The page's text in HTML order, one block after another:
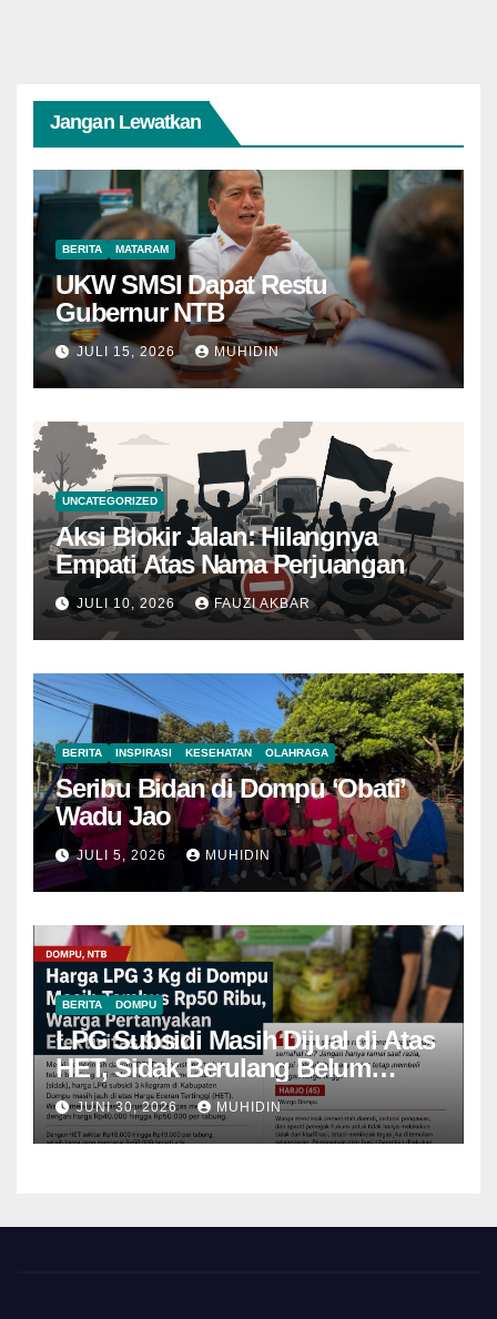
Jangan Lewatkan
BERITA MATARAM
UKW SMSI Dapat Restu
Gubernur NTB
JULI 15, 2026 MUHIDIN
UNCATEGORIZED
Aksi Blokir Jalan: Hilangnya
Empati Atas Nama Perjuangan
JULI 10, 2026 FAUZI AKBAR
BERITA INSPIRASI KESEHATAN OLAHRAGA
Seribu Bidan di Dompu ‘Obati’
Wadu Jao
JULI 5, 2026 MUHIDIN
BERITA DOMPU
LPG Subsidi Masih Dijual di Atas
HET, Sidak Berulang Belum
Mampu Menekan Harga
JUNI 30, 2026 MUHIDIN